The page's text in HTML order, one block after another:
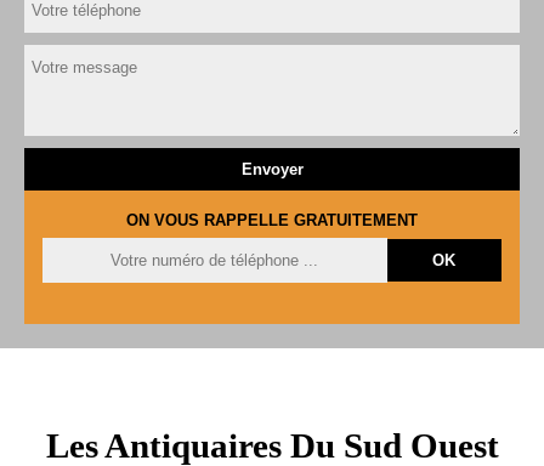
ON VOUS RAPPELLE GRATUITEMENT
Les Antiquaires Du Sud Ouest